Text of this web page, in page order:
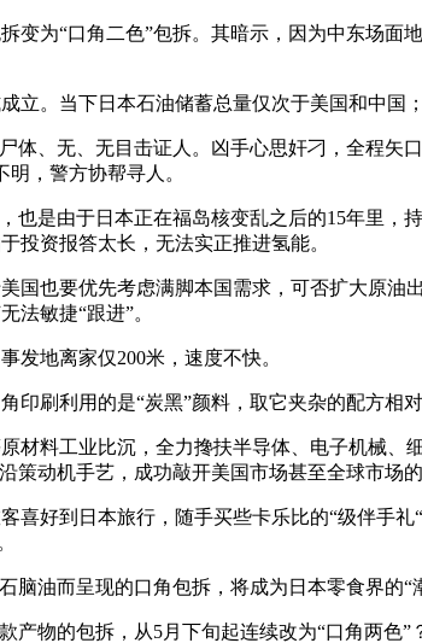
为“口角二色”包拆。其暗示，因为中东场面
。当下日本石油储蓄总量仅次于美国和中国
、无、无目击证人。凶手心思奸刁，全程矢
，警方协帮寻人。
是由于日本正在福岛核变乱之后的15年里，
投资报答太长，无法实正推进氢能。
也要优先考虑满脚本国需求，可否扩大原油
法敏捷“跟进”。
地离家仅200米，速度不快。
利用的是“炭黑”颜料，取它夹杂的配方相对
料工业比沉，全力搀扶半导体、电子机械、
策动机手艺，成功敲开美国市场甚至全球市场的
好到日本旅行，随手买些卡乐比的“级伴手
油而呈现的口角包拆，将成为日本零食界的“
物的包拆，从5月下旬起连续改为“口角两色”